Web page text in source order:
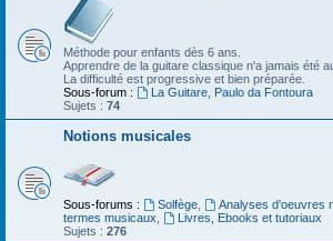
Méthode pour enfants dès 6 ans.
Apprendre de la guitare classique n'a jamais été
La difficulté est progressive et bien préparée.
Sous-forum :
La Guitare, Paulo da Fontoura
Sujets : 74
Notions musicales
Sous-forums : Solfège, Analyses d'oeuvres
termes musicaux
Livres, Ebooks et tutoriaux
Sujets : 276